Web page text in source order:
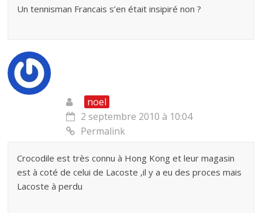
Un tennisman Francais s’en était insipiré non ?
noel
2 septembre 2010 à 10:04
Permalink
Crocodile est très connu à Hong Kong et leur magasin
est à coté de celui de Lacoste ,il y a eu des proces mais
Lacoste à perdu